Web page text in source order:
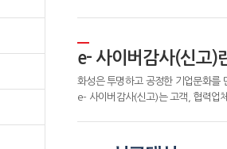
e- 사이버감사(신고)
화성은 투명하고 공정한 기업문화를
e- 사이버감사(신고)는 고객, 협력업